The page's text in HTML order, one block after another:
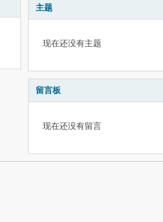
主题
现在还没有主题
留言板
现在还没有留言